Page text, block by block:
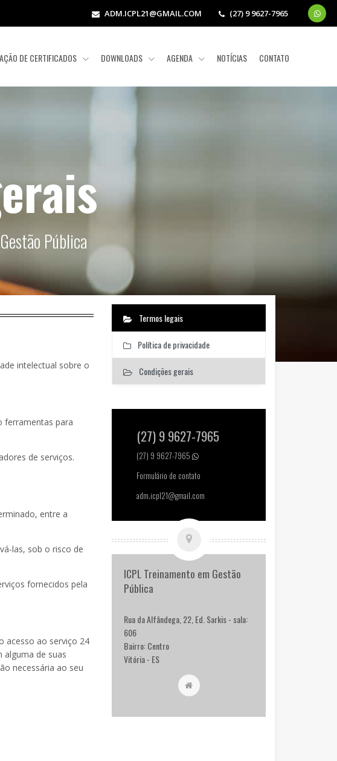
ADM.ICPL21@GMAIL.COM (27) 9 9627-7965
DE CERTIFICADOS DOWNLOADS AGENDA NOTÍCIAS CONTATO
Pública
intelectual sobre o
ferramentas para
de serviços.
entre a
las, sob o risco de
fornecidos pela
acesso ao serviço 24
de suas
necessária ao seu
Termos legais
Política de privacidade
Condições gerais
(27) 9 9627-7965
(27) 9 9627-7965
Formulário de contato
adm.icpl21@gmail.com
ICPL Treinamento em Gestão
Pública
Rua da Alfândega, 22, Ed. Sarkis - sala:
606
Bairro: Centro
Vitória - ES